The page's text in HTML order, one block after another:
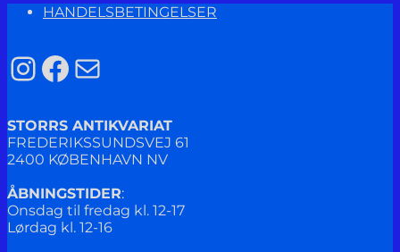
HANDELSBETINGELSER
Instagram
Facebook
Mail
STORRS ANTIKVARIAT
FREDERIKSSUNDSVEJ 61
2400 KØBENHAVN NV
ÅBNINGSTIDER:
Onsdag til fredag kl. 12-17
Lørdag kl. 12-16